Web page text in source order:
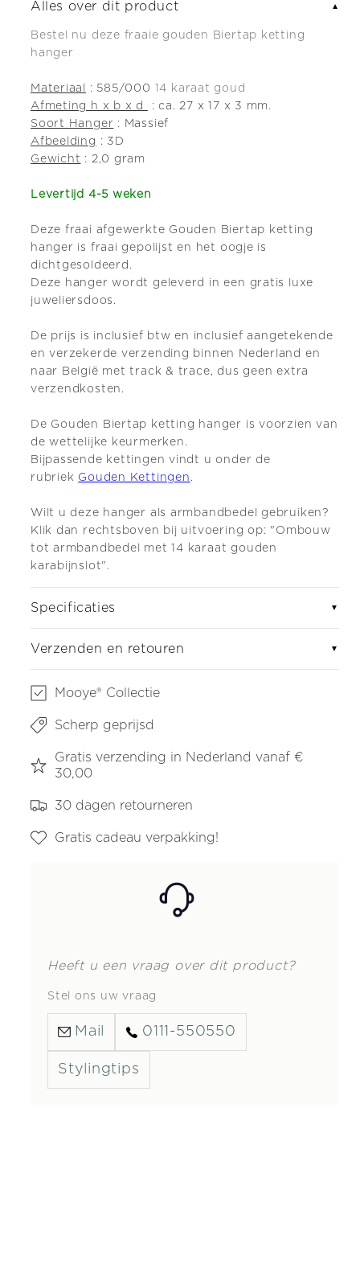
Alles over dit product ▼
Bestel nu deze fraaie gouden Biertap ketting
hanger
Materiaal : 585/000 14 karaat goud
Afmeting h x b x d
: ca. 27 x 17 x 3 mm.
Soort Hanger : Massief
Afbeelding : 3D
Gewicht : 2,0 gram
Levertijd 4-5 weken
Deze fraai afgewerkte Gouden Biertap ketting
hanger is fraai gepolijst en het oogje is
dichtgesoldeerd.
Deze hanger wordt geleverd in een gratis luxe
juweliersdoos.
De prijs is inclusief btw en inclusief aangetekende
en verzekerde verzending binnen Nederland en
naar België met track & trace, dus geen extra
verzendkosten.
De Gouden Biertap ketting hanger is voorzien van
de wettelijke keurmerken.
Bijpassende kettingen vindt u onder de
rubriek Gouden Kettingen .
Wilt u deze hanger als armbandbedel gebruiken?
Klik dan rechtsboven bij uitvoering op: "Ombouw
tot armbandbedel met 14 karaat gouden
karabijnslot".
Specificaties ▼
Verzenden en retouren ▼
Mooye® Collectie
Scherp geprijsd
Gratis verzending in Nederland vanaf €
30,00
30 dagen retourneren
Gratis cadeau verpakking!
Heeft u een vraag over dit product?
Stel ons uw vraag
Mail 0111-550550
Stylingtips